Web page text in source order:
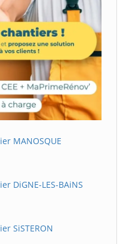
MANOSQUE
DiGNE-LES-BAiNS
SiSTERON